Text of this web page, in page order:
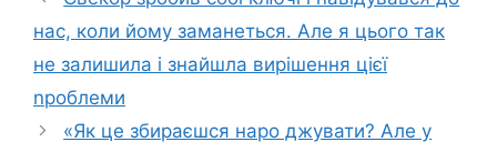
нас, коли йому заманеться. Але я цього так
не залишила і знайшла вирішення цієї
nроблеми
«Як це збираєшся наро джувати? Але у